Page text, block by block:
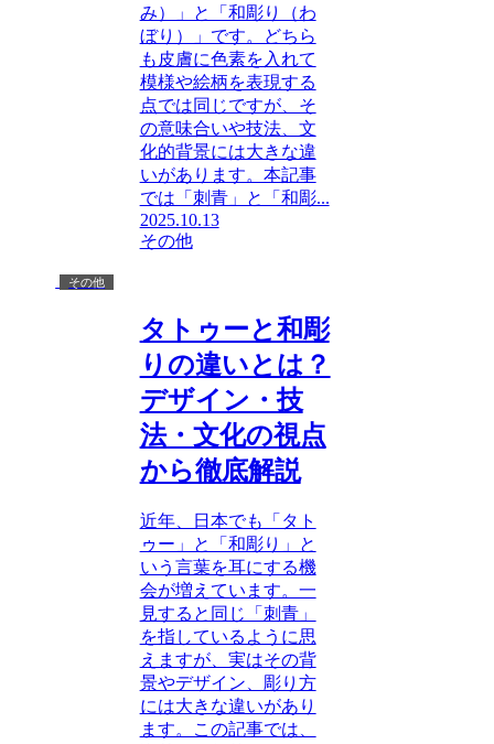
み）」と「和彫り（わ
ぼり）」です。どちら
も皮膚に色素を入れて
模様や絵柄を表現する
点では同じですが、そ
の意味合いや技法、文
化的背景には大きな違
いがあります。本記事
では「刺青」と「和彫...
2025.10.13
その他
その他
タトゥーと和彫
りの違いとは？
デザイン・技
法・文化の視点
から徹底解説
近年、日本でも「タト
ゥー」と「和彫り」と
いう言葉を耳にする機
会が増えています。一
見すると同じ「刺青」
を指しているように思
えますが、実はその背
景やデザイン、彫り方
には大きな違いがあり
ます。この記事では、